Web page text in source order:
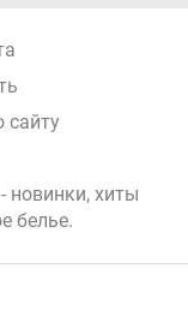
сайту
новинки, хиты
белье.